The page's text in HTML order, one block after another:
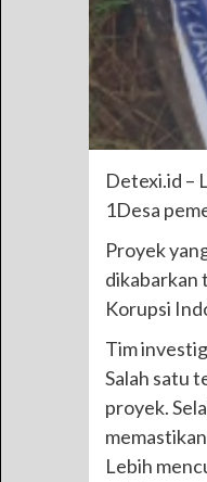
Detexi.id –
1Desa
Proyek
dikabarkan
Korupsi
Tim
Salah satu
proyek.
Lebih